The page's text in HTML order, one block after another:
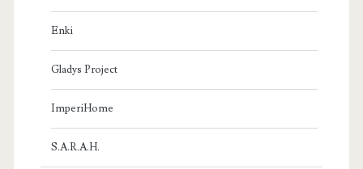
Enki
Gladys Project
ImperiHome
S.A.R.A.H.